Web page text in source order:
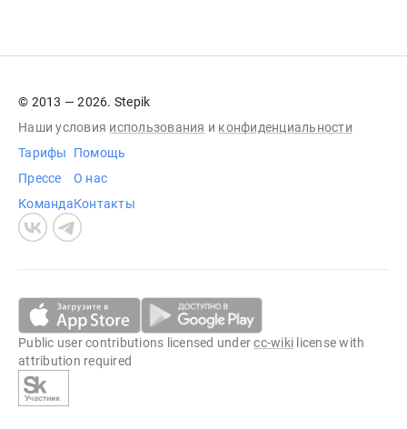
© 2013 — 2026. Stepik
Наши условия использования и конфиденциальности
Тарифы
Прессе
Команда
Помощь
О нас
Контакты
Public user contributions licensed undercc-wiki license with
attribution required